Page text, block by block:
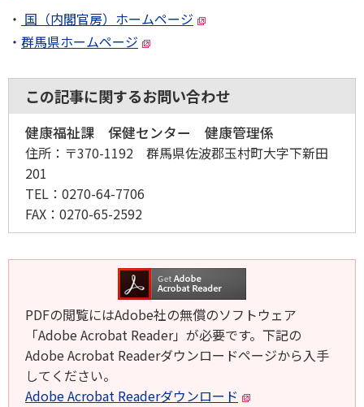
国（内閣官房）ホームページ
群馬県ホームページ
この記事に関するお問い合わせ
健康福祉課 保健センター 健康管理係
住所： 〒370-1192 群馬県佐波郡玉村町大字下新田
201
TEL： 0270-64-7706
FAX： 0270-65-2592
PDFの閲覧にはAdobe社の無償のソフトウェア
「Adobe Acrobat Reader」が必要です。下記の
Adobe Acrobat Readerダウンロードページから入手
してください。
Adobe Acrobat Readerダウンロード